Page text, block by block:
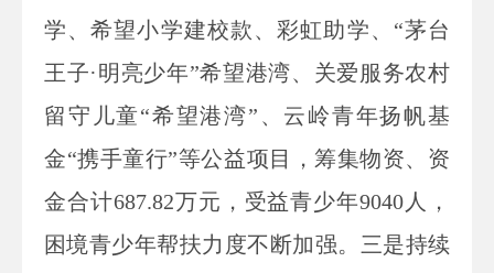
学、希望小学建校款、彩虹助学、“茅台
王子·明亮少年”希望港湾、关爱服务农村
留守儿童“希望港湾”、云岭青年扬帆基
金“携手童行”等公益项目，筹集物资、资
金合计687.82万元，受益青少年9040人，
困境青少年帮扶力度不断加强。三是持续